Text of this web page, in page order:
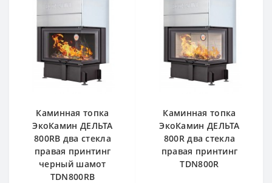
Каминная топка
ЭкоКамин ДЕЛЬТА
800RB два стекла
правая принтинг
черный шамот
TDN800RB
Каминная топка
ЭкоКамин ДЕЛЬТА
800R два стекла
правая принтинг
TDN800R